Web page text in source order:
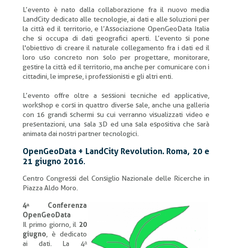
L’evento è nato dalla collaborazione fra il nuovo media
LandCity dedicato alle tecnologie, ai dati e alle soluzioni per
la città ed il territorio, e l’Associazione OpenGeoData Italia
che si occupa di dati geografici aperti. L’evento si pone
l'obiettivo di creare il naturale collegamento fra i dati ed il
loro uso concreto non solo per progettare, monitorare,
gestire la città ed il territorio, ma anche per comunicare con i
cittadini, le imprese, i professionisti e gli altri enti.
L’evento offre oltre a sessioni tecniche ed applicative,
workshop e corsi in quattro diverse sale, anche una galleria
con 16 grandi schermi su cui verranno visualizzati video e
presentazioni, una sala 3D ed una sala espositiva che sarà
animata dai nostri partner tecnologici.
OpenGeoData + LandCity Revolution. Roma, 20 e
21 giugno 2016.
Centro Congressi del Consiglio Nazionale delle Ricerche in
Piazza Aldo Moro.
4ᵃ Conferenza
OpenGeoData
Il primo giorno, il 20
giugno , è dedicato
ai dati. La 4ᵃ